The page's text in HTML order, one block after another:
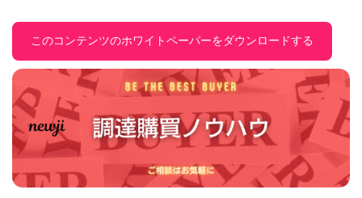
このコンテンツのホワイトペーパーをダウンロードする